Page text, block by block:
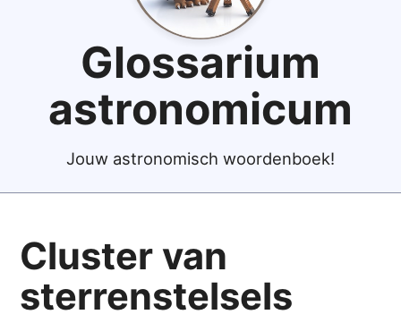
Glossarium
astronomicum
Jouw astronomisch woordenboek!
Cluster van
sterrenstelsels